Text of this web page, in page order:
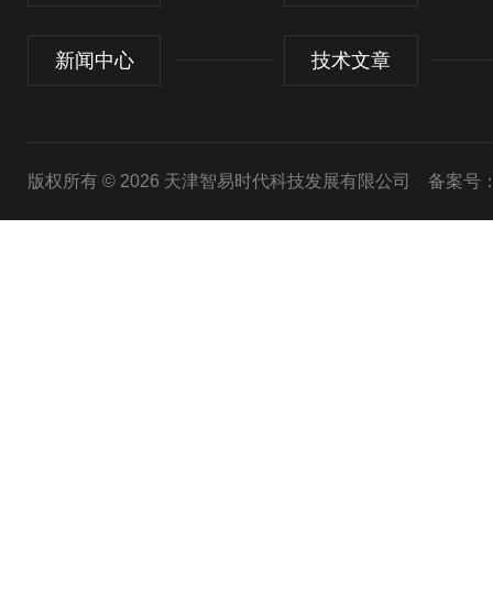
新闻中心 技术文章
版权所有 © 2026 天津智易时代科技发展有限公司 备案号